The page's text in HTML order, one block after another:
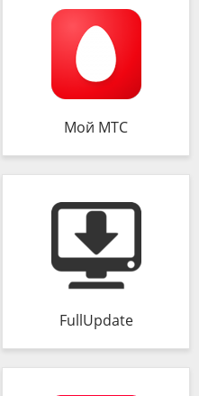
Мой МТС
FullUpdate